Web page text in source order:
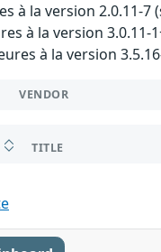
à la version 2.0.11-7
à la version 3.0.11-
à la version
VENDOR
TITLE